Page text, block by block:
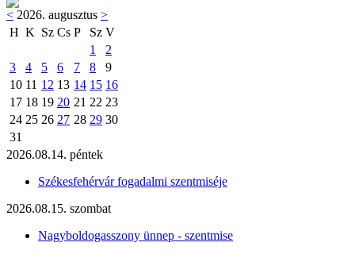
< 2026. augusztus >
H K Sz Cs P Sz V
1
2
3
4 5 6 7 8
9
10 11 12 13 14 15 16
17 18 19 20 21 22 23
24 25 26 27 28 29 30
31
2026.08.14. péntek
Székesfehérvár fogadalmi szentmiséje
2026.08.15. szombat
Nagyboldogasszony ünnep - szentmise